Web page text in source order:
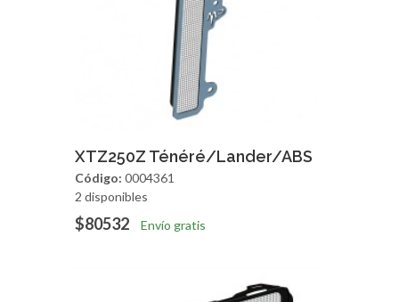
Agregar Vista Rapida
XTZ250Z Ténéré/Lander/ABS
Código: 0004361
2 disponibles
$80532 Envío gratis